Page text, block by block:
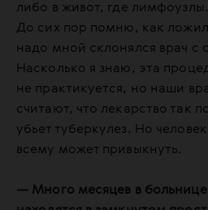
либо в живот, где
До сих пор помню, как
надо мной склонялся врач
Насколько я знаю, эта
не практикуется, но наши
считают, что лекарство так
убьет туберкулез. Но
всему может привыкнуть.
— Много месяцев в